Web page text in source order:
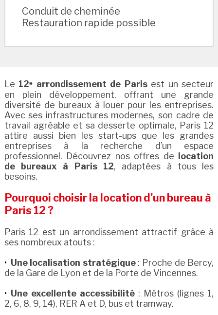
Conduit de cheminée
Restauration rapide possible
Le 12ᵉ arrondissement de Parisest un secteur
en plein développement, offrant une grande
diversité de bureaux à louer pour les entreprises.
Avec ses infrastructures modernes, son cadre de
travail agréable et sa desserte optimale, Paris 12
attire aussi bien les start-ups que les grandes
entreprises à la recherche d’un espace
professionnel. Découvrez nos offres de location
de bureaux à Paris 12, adaptées à tous les
besoins.
Pourquoi choisir la location d’un bureau à
Paris 12 ?
Paris 12 est un arrondissement attractif grâce à
ses nombreux atouts :
Une localisation stratégique: Proche de Bercy,
de la Gare de Lyon et de la Porte de Vincennes.
Une excellente accessibilité: Métros (lignes 1,
2, 6, 8, 9, 14), RER A et D, bus et tramway.